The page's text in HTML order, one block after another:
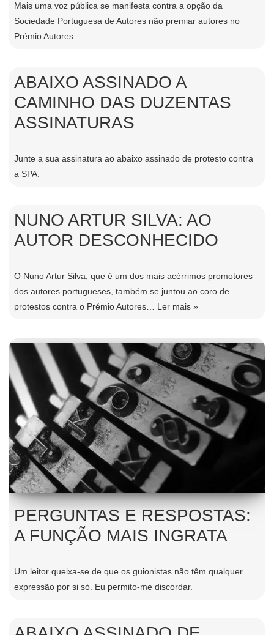
Mais uma voz pública se manifesta contra a opção da
Sociedade Portuguesa de Autores não premiar autores no
Prémio Autores.
ABAIXO ASSINADO A
CAMINHO DAS DUZENTAS
ASSINATURAS
Junte a sua assinatura ao abaixo assinado de protesto contra
a SPA.
NUNO ARTUR SILVA: AO
AUTOR DESCONHECIDO
O Nuno Artur Silva, que é um dos mais acérrimos promotores
dos autores portugueses, também se juntou ao coro de
protestos contra o Prémio Autores… Ler mais »
PERGUNTAS E RESPOSTAS:
A FUNÇÃO MAIS INGRATA
Um leitor queixa-se de que os guionistas não têm qualquer
expressão por si só. Eu permito-me discordar.